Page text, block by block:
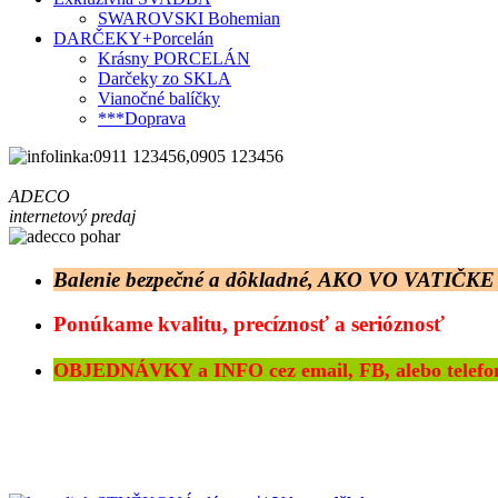
SWAROVSKI Bohemian
DARČEKY+Porcelán
Krásny PORCELÁN
Darčeky zo SKLA
Vianočné balíčky
***Doprava
ADECO
internetový predaj
Balenie bezpečné a dôkladné, AKO VO
Ponúkame kvalitu, precíznosť a serióznosť
OBJEDNÁVKY a INFO cez email, FB, alebo